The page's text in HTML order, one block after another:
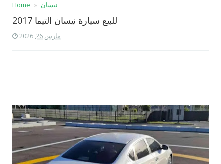
Home نيسان
للبيع سيارة نيسان التيما 2017
مارس 26, 2026